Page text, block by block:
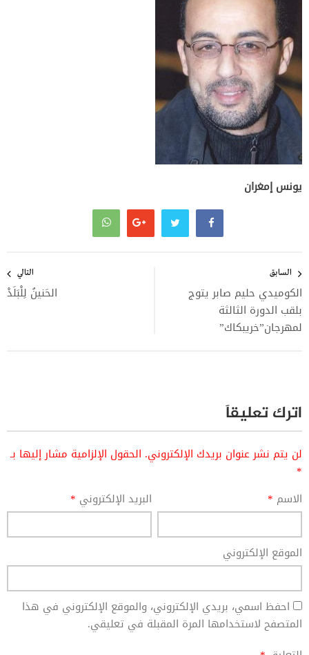
يونس إمغران
المقالات
السابق
الكوميدي حليم صابر يتوج
بلقب الدورة الثالثة
لمهرجان”خريبكاك”
التالي
الحَنينُ لِلْبَلَدْ
اترك تعليقاً
لن يتم نشر عنوان بريدك الإلكتروني. الحقول الإلزامية مشار إليها بـ
*
الاسم * البريد الإلكتروني *
الموقع الإلكتروني
احفظ اسمي، بريدي الإلكتروني، والموقع الإلكتروني في هذا
المتصفح لاستخدامها المرة المقبلة في تعليقي.